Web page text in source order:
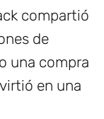
compartió
de
una compra
en una